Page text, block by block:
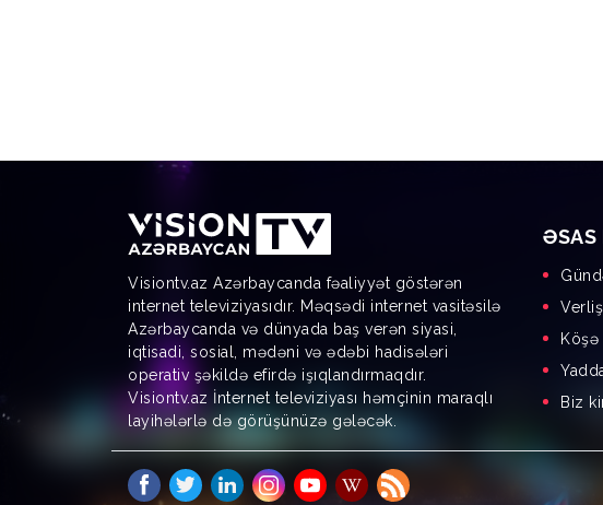
Visiontv.az Azərbaycanda fəaliyyət göstərən
internet televiziyasıdır. Məqsədi internet vasitəsilə
Azərbaycanda və dünyada baş verən siyasi,
iqtisadi, sosial, mədəni və ədəbi hadisələri
operativ şəkildə efirdə işıqlandırmaqdır.
Visiontv.az İnternet televiziyası həmçinin maraqlı
layihələrlə də görüşünüzə gələcək.
ƏSAS
Köşə
Biz